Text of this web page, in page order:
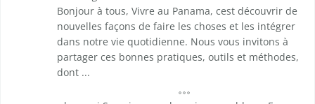
Bonjour à tous, Vivre au Panama, cest découvrir de
nouvelles façons de faire les choses et les intégrer
dans notre vie quotidienne. Nous vous invitons à
partager ces bonnes pratiques, outils et méthodes,
dont ...